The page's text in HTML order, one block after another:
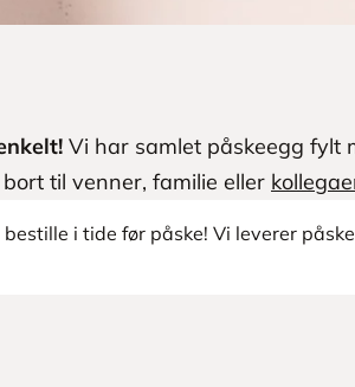
Vi har samlet påskeegg fylt
til venner, familie eller
bestille i tide før påske! Vi leverer